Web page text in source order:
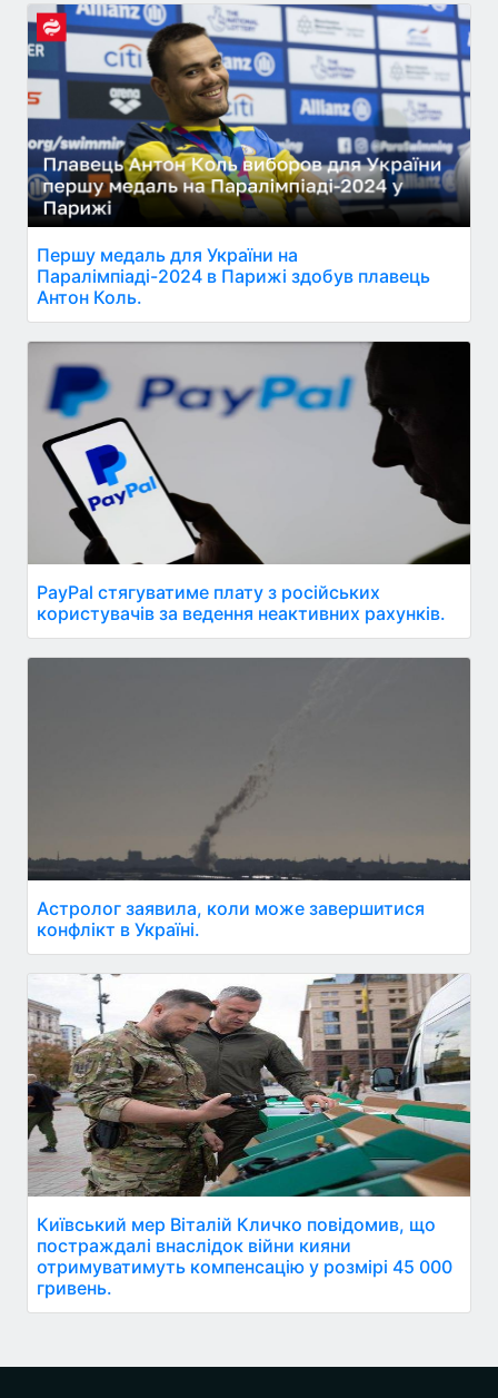
Першу медаль для України на
Паралімпіаді-2024 в Парижі здобув плавець
Антон Коль.
PayPal стягуватиме плату з російських
користувачів за ведення неактивних рахунків.
Астролог заявила, коли може завершитися
конфлікт в Україні.
Київський мер Віталій Кличко повідомив, що
постраждалі внаслідок війни кияни
отримуватимуть компенсацію у розмірі 45 000
гривень.